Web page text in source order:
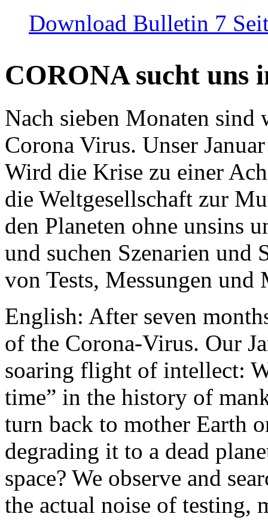
Download Bulletin 7
CORONA sucht uns
Nach sieben Monaten
Corona Virus. Unser
Wird die Krise zu einer
die Weltgesellschaft zur
den Planeten ohne unsins
und suchen Szenarien und
von Tests, Messungen und
English: After seven
of the Corona-Virus. Our
soaring flight of intellect:
time” in the history of
turn back to mother Earth
degrading it to a dead
space? We observe and
the actual noise of testing,